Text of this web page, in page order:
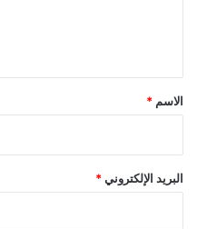
*
الاسم *
البريد الإلكتروني *